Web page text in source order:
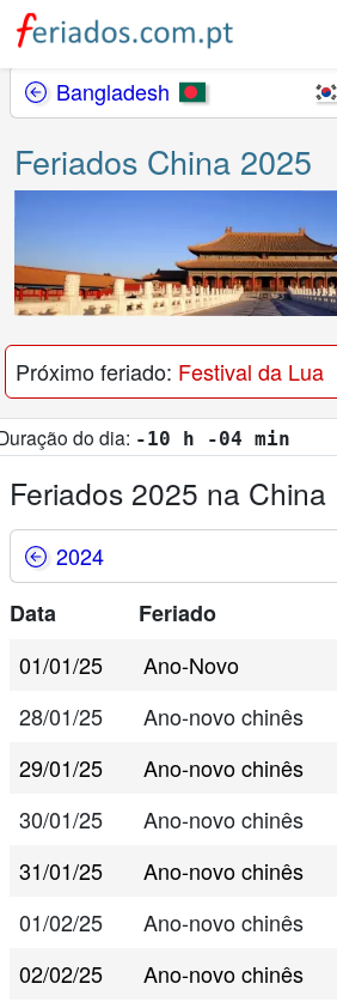
Bangladesh
Feriados China 2025
Próximo feriado: Festival da Lua
-10 h -04 min
Feriados 2025 na China
2024
Data
Feriado
01/01/25
Ano-Novo
28/01/25
Ano-novo chinês
29/01/25
Ano-novo chinês
30/01/25
Ano-novo chinês
31/01/25
Ano-novo chinês
01/02/25
Ano-novo chinês
02/02/25
Ano-novo chinês